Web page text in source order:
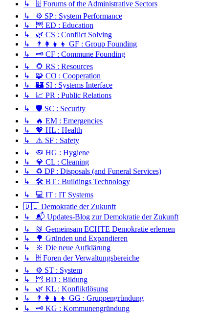
↳ 🗄️ Forums of the Administrative Sectors
↳ ⚙️ SP : System Performance
↳ 🦉 ED : Education
↳ 🌿 CS : Conflict Solving
↳ 👨‍👩‍👧‍👦 GF : Group Founding
↳ 🗝️ CF : Commune Founding
↳ 🌻 RS : Resources
↳ 🧩 CO : Cooperation
↳ 🏰 SI : Systems Interface
↳ 📈 PR : Public Relations
↳ 🛡️ SC : Security
↳ 🔥 EM : Emergencies
↳ 💖 HL : Health
↳ ⚠️ SF : Safety
↳ 🦠 HG : Hygiene
↳ 💎 CL : Cleaning
↳ ♻️ DP : Disposals (and Funeral Services)
↳ 🛠️ BT : Buildings Technology
↳ 💻 IT : IT Systems
🇩🇪 Demokratie der Zukunft
↳ 📬 Updates-Blog zur Demokratie der Zukunft
↳ 📗 Gemeinsam ECHTE Demokratie erlernen
↳ 🌳 Gründen und Expandieren
↳ 🔆 Die neue Aufklärung
↳ 🗄️ Foren der Verwaltungsbereiche
↳ ⚙️ ST : System
↳ 🦉 BD : Bildung
↳ 🌿 KL : Konfliktlösung
↳ 👨‍👩‍👧‍👦 GG : Gruppengründung
↳ 🗝️ KG : Kommunengründung